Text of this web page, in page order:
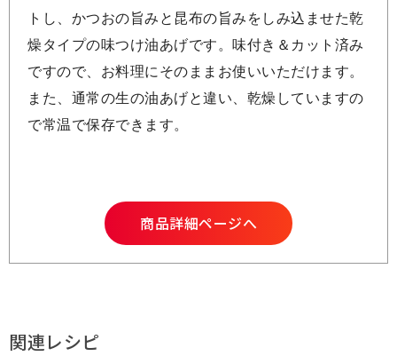
トし、かつおの旨みと昆布の旨みをしみ込ませた乾
燥タイプの味つけ油あげです。味付き＆カット済み
ですので、お料理にそのままお使いいただけます。
また、通常の生の油あげと違い、乾燥していますの
で常温で保存できます。
商品詳細ページへ
関連レシピ